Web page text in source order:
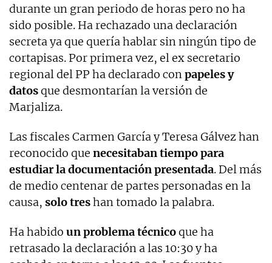
durante un gran periodo de horas pero no ha
sido posible. Ha rechazado una declaración
secreta ya que quería hablar sin ningún tipo de
cortapisas. Por primera vez, el ex secretario
regional del PP ha declarado conpapeles y
datosque desmontarían la versión de
Marjaliza.
Las fiscales Carmen García y Teresa Gálvez han
reconocido que necesitaban tiempo para
estudiar la documentación presentada. Del más
de medio centenar de partes personadas en la
causa, solo treshan tomado la palabra.
Ha habido un problema técnicoque ha
retrasado la declaración a las 10:30 y ha